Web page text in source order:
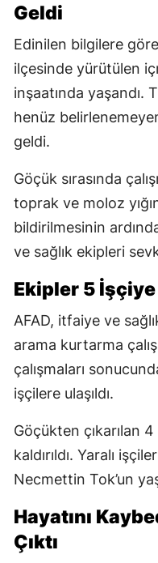
Geldi
Edinilen bilgilere
ilçesinde yürütülen
inşaatında yaşandı.
henüz
geldi.
Göçük sırasında
toprak ve moloz
bildirilmesinin
ve sağlık ekipleri
Ekipler 5 İşçiye
AFAD, itfaiye ve
arama kurtarma
çalışmaları
işçilere ulaşıldı.
Göçükten çıkarılan
kaldırıldı. Yaralı
Necmettin Tok’un
Hayatını
Çıktı